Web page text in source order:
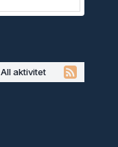
All aktivitet